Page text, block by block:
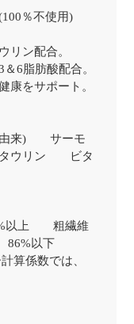
％不使用)
リン配合。
6脂肪酸配合。
康をサポート。
由来) サーモ
ウリン ビタ
以上 粗繊維
以下
算係数では、